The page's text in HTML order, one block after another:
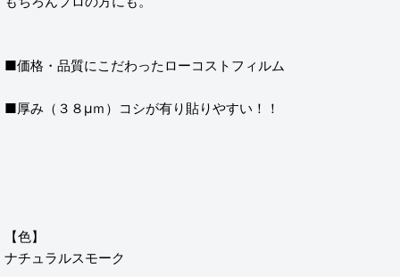
■価格・品質にこだわったローコストフィルム
■厚み（３８μｍ）コシが有り貼りやすい！！
【色】
ナチュラルスモーク